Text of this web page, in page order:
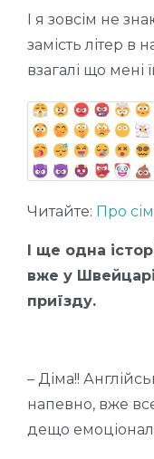
І я зовсім не
замість літер в
взагалі що мені
Читайте: Про
I ще одна
вже у
приїзду.
– Діма!!
напевно, вже
дещо